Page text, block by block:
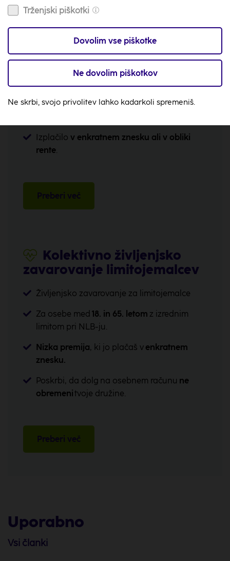
mesečno od
50,00 EUR
Naložbeno življenjsko zavarovanje
Plemenitenjepresežkov finančnih sredstev.
Varčevanjeza pokojnino in hkrati
Izplačilo v enkratnem znesku ali v obliki
rente.
Preberi več
Kolektivno življenjsko
zavarovanje limitojemalcev
Življenjsko zavarovanje za limitojemalce
Za osebe med 18. in 65. letom z izrednim
limitom pri NLB-ju.
Nizka premija, ki jo plačaš v enkratnem
znesku.
Poskrbi, da dolg na osebnem računu ne
obremenitvoje družine.
Preberi več
Uporabno
Vsi članki
Trženjski piškotki
Dovolim vse piškotke
Ne dovolim piškotkov
Ne skrbi, svojo privolitev lahko kadarkoli spremeniš.